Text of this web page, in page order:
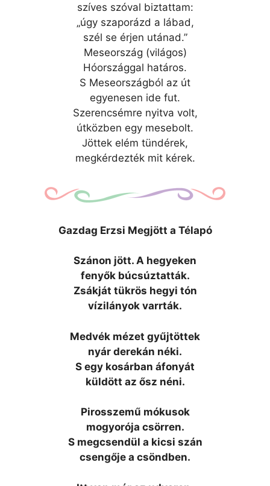
szíves szóval biztattam:
„úgy szaporázd a lábad,
szél se érjen utánad.”
Meseország (világos)
Hóországgal határos.
S Meseországból az út
egyenesen ide fut.
Szerencsémre nyitva volt,
útközben egy mesebolt.
Jöttek elém tündérek,
megkérdezték mit kérek.
Gazdag Erzsi Megjött a Télapó
Szánon jött. A hegyeken
fenyők búcsúztatták.
Zsákját tükrös hegyi tón
vízilányok varrták.
Medvék mézet gyűjtöttek
nyár derekán néki.
S egy kosárban áfonyát
küldött az ősz néni.
Pirosszemű mókusok
mogyorója csörren.
S megcsendül a kicsi szán
csengője a csöndben.